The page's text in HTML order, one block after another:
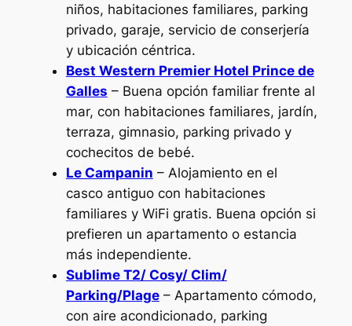
niños, habitaciones familiares, parking
privado, garaje, servicio de conserjería
y ubicación céntrica.
Best Western Premier Hotel Prince de
Galles – Buena opción familiar frente al
mar, con habitaciones familiares, jardín,
terraza, gimnasio, parking privado y
cochecitos de bebé.
Le Campanin – Alojamiento en el
casco antiguo con habitaciones
familiares y WiFi gratis. Buena opción si
prefieren un apartamento o estancia
más independiente.
Sublime T2/ Cosy/ Clim/
Parking/Plage– Apartamento cómodo,
con aire acondicionado, parking